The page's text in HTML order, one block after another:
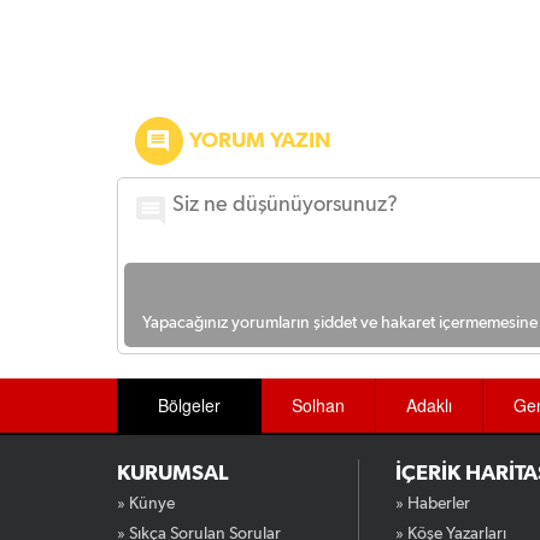
YORUM YAZIN
Yapacağınız yorumların şiddet ve hakaret
Bölgeler Solhan Adaklı
KURUMSAL
» Künye
» Sıkça Sorulan Sorular
İÇERİK
» Haberler
» Köşe Yazarları